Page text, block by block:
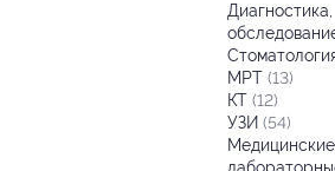
Диагностика,
МРТ (13)
КТ (12)
УЗИ (54)